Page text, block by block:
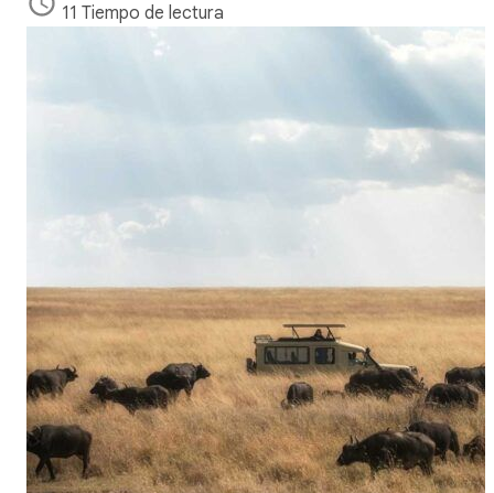
11 Tiempo de lectura